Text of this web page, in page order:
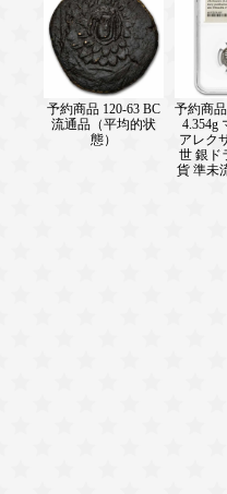
予約商品 120-63 BC
流通品（平均的状
態）
予約商
4.354g
アレク
世 銀ド
貨 準未